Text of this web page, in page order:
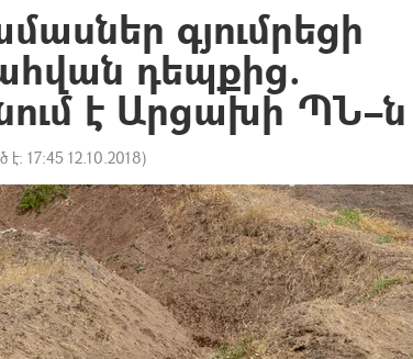
գյումրեցի
դեպքից.
է Արցախի ՊՆ–ն
է: 17:45 12.10.2018)